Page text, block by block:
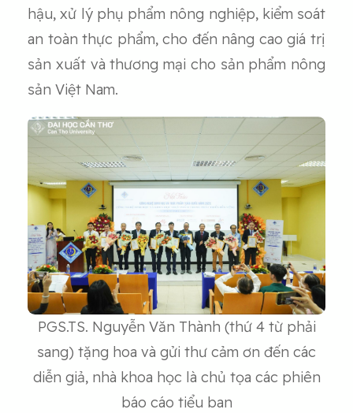
hậu, xử lý phụ phẩm nông nghiệp, kiểm soát
an toàn thực phẩm, cho đến nâng cao giá trị
sản xuất và thương mại cho sản phẩm nông
sản Việt Nam.
PGS.TS. Nguyễn Văn Thành (thứ 4 từ phải
sang) tặng hoa và gửi thư cảm ơn đến các
diễn giả, nhà khoa học là chủ tọa các phiên
báo cáo tiểu ban